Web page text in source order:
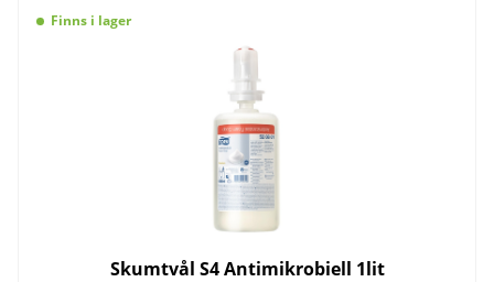
Finns i lager
Skumtvål S4 Antimikrobiell 1lit